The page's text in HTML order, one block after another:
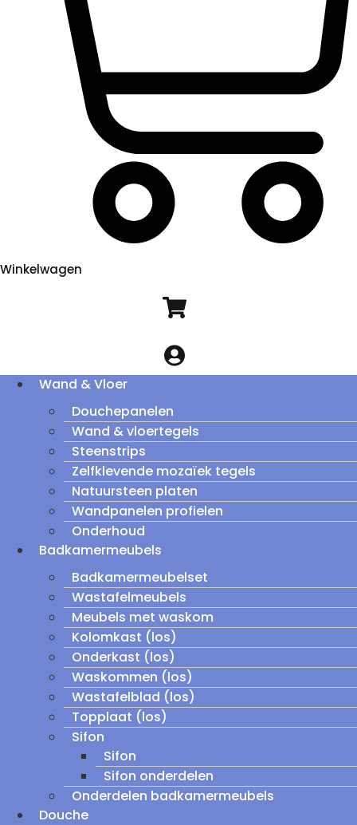
Winkelwagen
Wand & Vloer
Douchepanelen
Wand & vloertegels
Steenstrips
Zelfklevende mozaïek tegels
Natuursteen platen
Wandpanelen profielen
Onderhoud
Badkamermeubels
Badkamermeubelset
Wastafelmeubels
Meubels met waskom
Kolomkast (los)
Onderkast (los)
Waskommen (los)
Wastafelblad (los)
Topplaat (los)
Sifon
Sifon
Sifon onderdelen
Onderdelen badkamermeubels
Douche